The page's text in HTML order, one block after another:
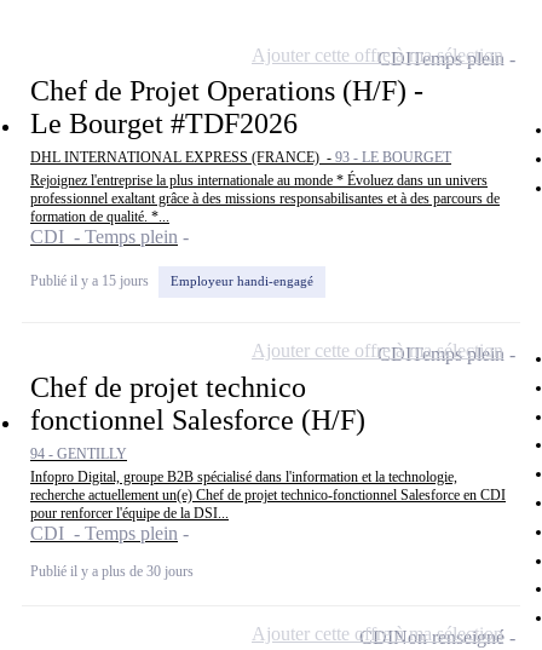
Chef de Projet Operations (H/F) -
Le Bourget #TDF2026
DHL INTERNATIONAL EXPRESS (FRANCE) - 93 - LE BOURGET
Rejoignez l'entreprise la plus internationale au monde * Évoluez dans un univers
professionnel exaltant grâce à des missions responsabilisantes et à des parcours de
formation de qualité. *...
CDI - Temps plein
Publié il y a 15 jours Employeur handi-engagé
CDITemps plein
Ajouter cette offre à ma sélection
Chef de projet technico
fonctionnel Salesforce (H/F)
94 - GENTILLY
Infopro Digital, groupe B2B spécialisé dans l'information et la technologie,
recherche actuellement un(e) Chef de projet technico-fonctionnel Salesforce en CDI
pour renforcer l'équipe de la DSI...
CDI - Temps plein
Publié il y a plus de 30 jours
CDITemps plein
Ajouter cette offre à ma sélection
CDINon renseigné
Ajouter cette offre à ma sélection